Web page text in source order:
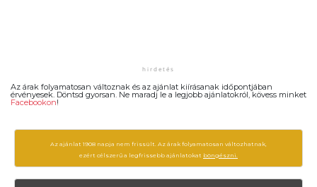
Az árak folyamatosan változnak és az ajánlat kiírásanak időpontjában
érvényesek. Döntsd gyorsan. Ne maradj le a legjobb ajánlatokról, kövess minket
Facebookon!
Az ajánlat 1908 napja nem frissült. Az árak folyamatosan változhatnak,
ezért célszerű a legfrissebb ajánlatokat böngészni.